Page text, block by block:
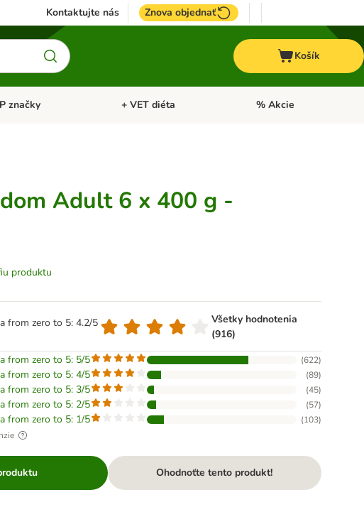
Kontaktujte nás Znova objednať
Košík
menu: Kone
značky Otvoriť menu: TOP značky
+ VET diéta Otvoriť menu: + VET diéta
% Akcie
Adult 6 x 400 g -
produktu
from zero to 5: 4.2/5
Všetky hodnotenia
(916)
from zero to 5: 5/5
(622)
from zero to 5: 4/5 (89)
from zero to 5: 3/5 (45)
from zero to 5: 2/5 (57)
from zero to 5: 1/5 (103)
Ohodnoťte tento produkt!